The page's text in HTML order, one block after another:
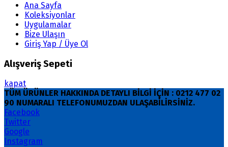
Ana Sayfa
Koleksiyonlar
Uygulamalar
Bize Ulaşın
Giriş Yap / Üye Ol
Alışveriş Sepeti
kapat
TÜM ÜRÜNLER HAKKINDA DETAYLI BİLGİ İÇİN : 0212 477 02
90 NUMARALI TELEFONUMUZDAN ULAŞABİLİRSİNİZ.
Facebook
Twitter
Google
Instagram